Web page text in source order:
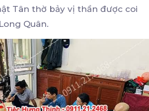
Tân thờ bảy vị thần được coi
Quân.